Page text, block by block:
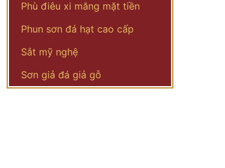
Phù điêu xi măng mặt tiền
Phun sơn đá hạt cao cấp
Sắt mỹ nghệ
Sơn giả đá giả gỗ